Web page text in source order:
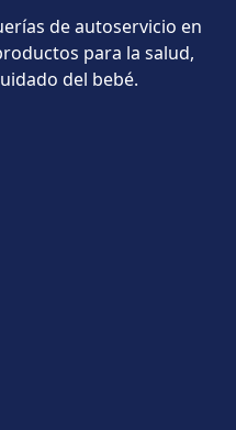
de autoservicio en
para la salud,
del bebé.